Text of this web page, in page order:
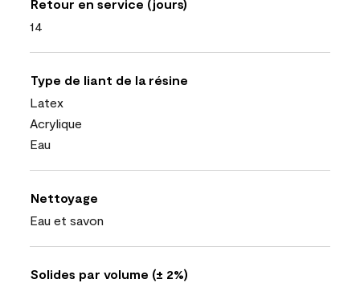
Retour en service (jours)
14
Type de liant de la résine
Latex
Acrylique
Eau
Nettoyage
Eau et savon
Solides par volume (± 2%)